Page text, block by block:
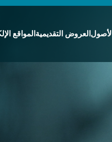
المواقع العروض التقديمية الأصول